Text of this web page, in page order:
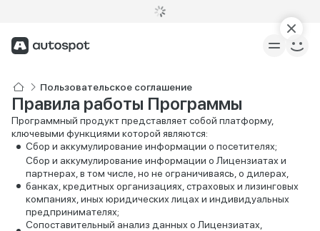
Пользовательское соглашение
Правила работы Программы
Программный продукт представляет собой платформу,
ключевыми функциями которой являются:
Сбор и аккумулирование информации о посетителях;
Сбор и аккумулирование информации о Лицензиатах и
партнерах, в том числе, но не ограничиваясь, о дилерах,
банках, кредитных организациях, страховых и лизинговых
компаниях, иных юридических лицах и индивидуальных
предпринимателях;
Сопоставительный анализ данных о Лицензиатах,